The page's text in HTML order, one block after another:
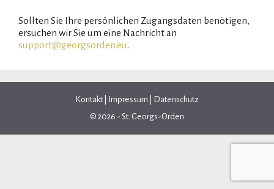
Sollten Sie Ihre persönlichen Zugangsdaten benötigen,
ersuchen wir Sie um eine Nachricht an
support@georgsorden.eu.
Kontakt Impressum
Datenschutz
© 2026 - St. Georgs-Orden